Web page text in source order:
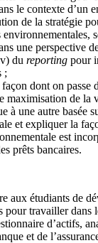
le contexte d’un
de la stratégie
une perspective
du reporting pour
;
dont on passe
maximisation de la
à une autre basée
et expliquer la
est
prêts bancaires.
aux étudiants de
pour travailler dans
d’actifs,
et de